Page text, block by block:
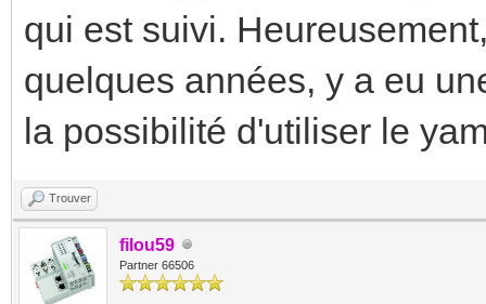
qui est suivi.
quelques années, y a eu
la possibilité d'utiliser le
Trouver
filou59
Partner 66506